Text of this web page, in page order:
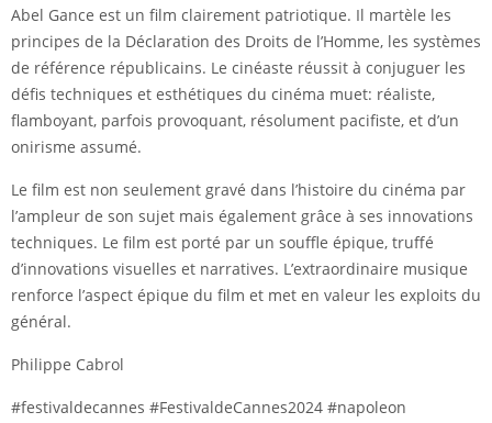
Abel Gance est un film clairement patriotique. Il martèle les
principes de la Déclaration des Droits de l’Homme, les systèmes
de référence républicains. Le cinéaste réussit à conjuguer les
défis techniques et esthétiques du cinéma muet: réaliste,
flamboyant, parfois provoquant, résolument pacifiste, et d’un
onirisme assumé.
Le film est non seulement gravé dans l’histoire du cinéma par
l’ampleur de son sujet mais également grâce à ses innovations
techniques. Le film est porté par un souffle épique, truffé
d’innovations visuelles et narratives. L’extraordinaire musique
renforce l’aspect épique du film et met en valeur les exploits du
général.
Philippe Cabrol
#festivaldecannes #FestivaldeCannes2024 #napoleon